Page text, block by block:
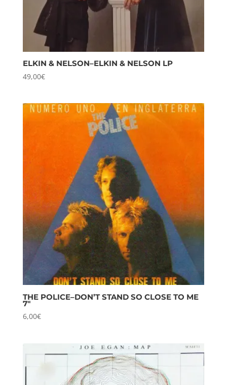
ELKIN & NELSON–ELKIN & NELSON LP
49,00€
THE POLICE–DON’T STAND SO CLOSE TO ME
7″
6,00€